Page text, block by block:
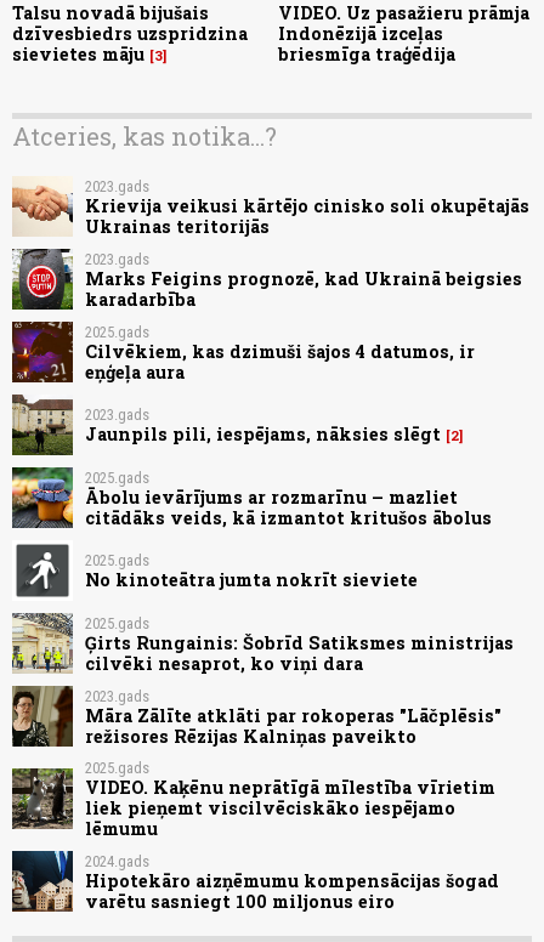
Talsu novadā bijušais
dzīvesbiedrs uzspridzina
sievietes māju 3
VIDEO. Uz pasažieru prāmja
Indonēzijā izceļas
briesmīga traģēdija
Atceries, kas notika...?
2023.gads
Krievija veikusi kārtējo cinisko soli okupētajās
Ukrainas teritorijās
2023.gads
Marks Feigins prognozē, kad Ukrainā beigsies
karadarbība
2025.gads
Cilvēkiem, kas dzimuši šajos 4 datumos, ir
eņģeļa aura
2023.gads
Jaunpils pili, iespējams, nāksies slēgt 2
2025.gads
Ābolu ievārījums ar rozmarīnu – mazliet
citādāks veids, kā izmantot kritušos ābolus
2025.gads
No kinoteātra jumta nokrīt sieviete
2025.gads
Ģirts Rungainis: Šobrīd Satiksmes ministrijas
cilvēki nesaprot, ko viņi dara
2023.gads
Māra Zālīte atklāti par rokoperas "Lāčplēsis"
režisores Rēzijas Kalniņas paveikto
2025.gads
VIDEO. Kaķēnu neprātīgā mīlestība vīrietim
liek pieņemt viscilvēciskāko iespējamo
lēmumu
2024.gads
Hipotekāro aizņēmumu kompensācijas šogad
varētu sasniegt 100 miljonus eiro